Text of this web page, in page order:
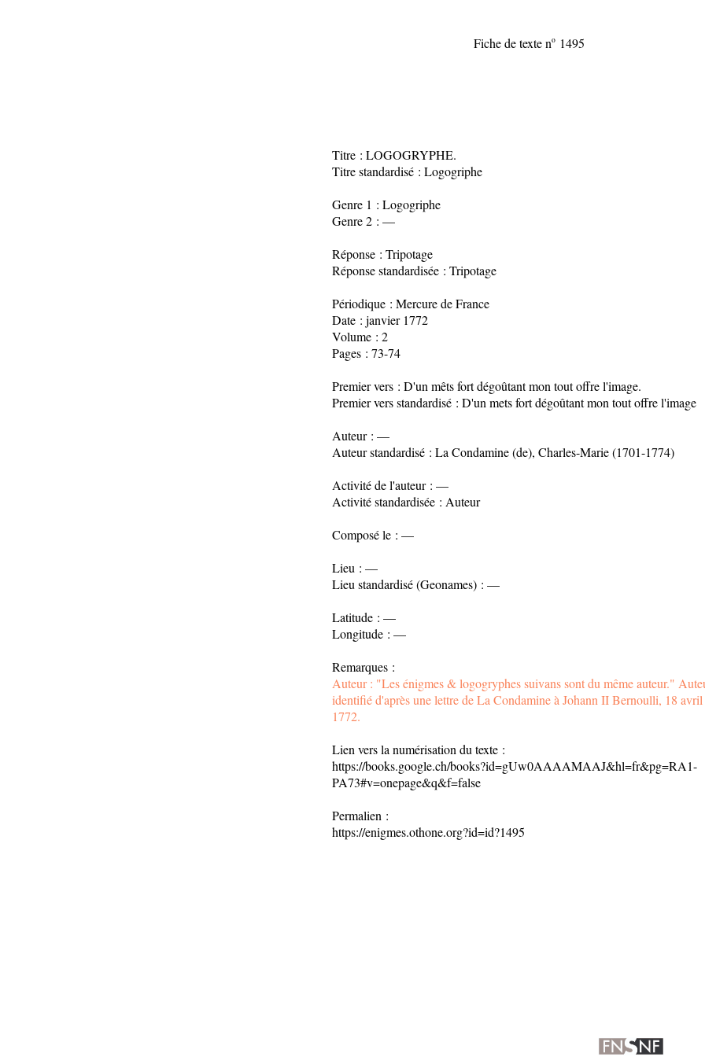
Fiche de texte no1495
Titre : LOGOGRYPHE.
Titre standardisé : Logogriphe
Genre 1 : Logogriphe
Genre 2 : —
Réponse : Tripotage
Réponse standardisée : Tripotage
Périodique : Mercure de France
Date : janvier 1772
Volume : 2
Pages : 73-74
Premier vers : D'un mêts fort dégoûtant mon tout offre l'image.
Premier vers standardisé : D'un mets fort dégoûtant mon tout offre l'image
Auteur : —
Auteur standardisé : La Condamine (de), Charles-Marie (1701-1774)
Activité de l'auteur : —
Activité standardisée : Auteur
Composé le : —
Lieu : —
Lieu standardisé (Geonames) : —
Latitude : —
Longitude : —
Remarques :
Auteur : "Les énigmes & logogryphes suivans sont du même auteur."
identifié d'après une lettre de La Condamine à Johann II Bernoulli, 18 avril
1772.
Lien vers la numérisation du texte :
https://books.google.ch/books?id=gUw0AAAAMAAJ&hl=fr&pg=RA1-
PA73#v=onepage&q&f=false
Permalien :
https://enigmes.othone.org?id=id?1495